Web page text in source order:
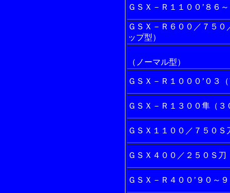
ＧＳＸ－Ｒ１１００’８６
ＧＳＸ－Ｒ６００／７５０
ップ型）
（ノーマル型）
ＧＳＸ－Ｒ１０００’０３
ＧＳＸ－Ｒ１３００隼（３
ＧＳＸ１１００／７５０Ｓ
ＧＳＸ４００／２５０Ｓ刀
ＧＳＸ－Ｒ４００’９０～